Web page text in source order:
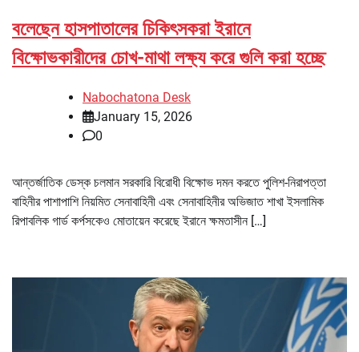
বলেছেন হাসপাতালের চিকিৎসকরা ইরানে
বিক্ষোভকারীদের চোখ-মাথা লক্ষ্য করে গুলি করা হচ্ছে
Nabochatona Desk
January 15, 2026
0
আন্তর্জাতিক ডেস্ক চলমান সরকারি বিরোধী বিক্ষোভ দমন করতে পুলিশ-নিরাপত্তা
বাহিনীর পাশাপাশি নিয়মিত সেনাবাহিনী এবং সেনাবাহিনীর অভিজাত শাখা ইসলামিক
রিপাবলিক গার্ড কর্পসকেও মোতায়েন করেছে ইরানে ক্ষমতাসীন […]